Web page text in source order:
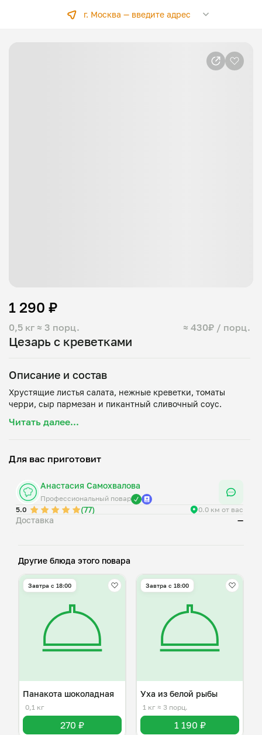
г. Москва —введите адрес
Цезарь с креветками
0,5 кг ≈ 3 порц. ≈ 430₽ / порц.
1 290 ₽
Описание и состав
Хрустящие листья салата, нежные креветки, томаты
Читать далее...
Для вас приготовит
Анастасия Самохвалова
Профессиональный повар
5.0
(77) 0.0 км от вас
Доставка —
Другие блюда этого повара
Завтра c 18:00
Панакота шоколадная
0,1 кг
270 ₽
Завтра c 18:00
Уха из белой рыбы
1 кг ≈ 3 порц.
1 190 ₽